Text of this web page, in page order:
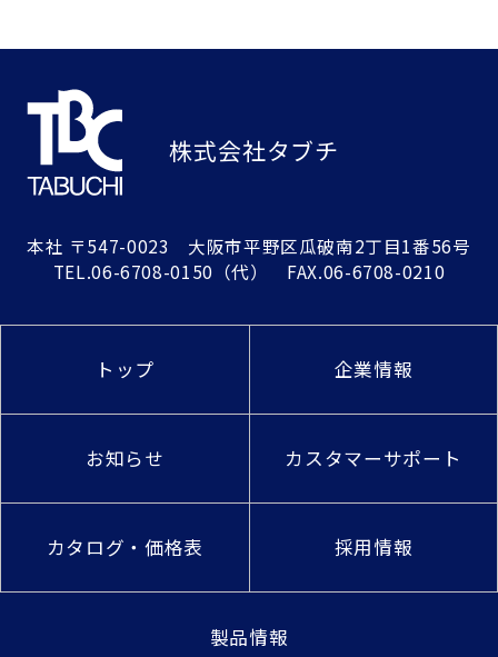
株式会社タブチ
本社 〒547-0023 大阪市平野区瓜破南2丁目1番56号
TEL.06-6708-0150 （代） FAX.06-6708-0210
トップ 企業情報
お知らせ カスタマーサポート
カタログ・価格表 採用情報
製品情報